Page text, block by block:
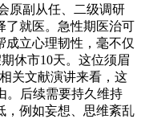
原副从任、二级调研
了就医。急性期医治可
成立心理韧性，毫不仅
休市10天。这位须眉
关文献演讲来看，这
。后续需要持久维持
，例如妄想、思维紊乱